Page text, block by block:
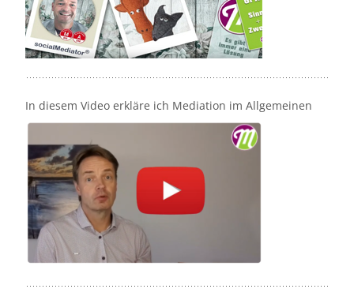
In diesem Video erkläre ich Mediation im Allgemeinen